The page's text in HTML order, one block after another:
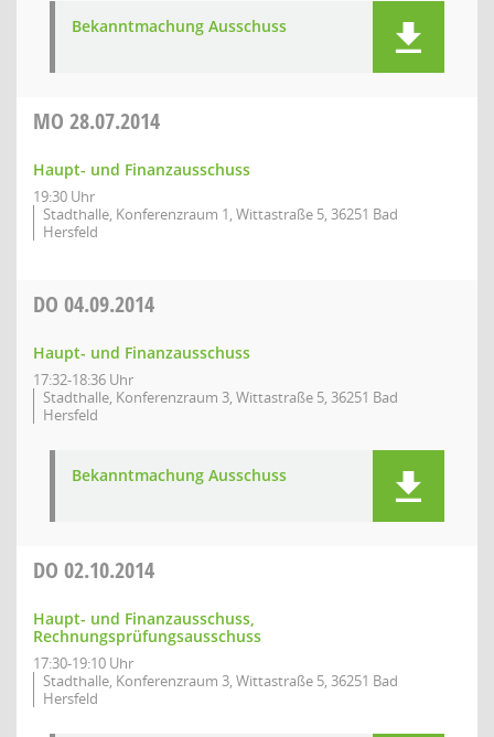
Bekanntmachung Ausschuss
MO 28.07.2014
Haupt- und Finanzausschuss
19:30 Uhr
Stadthalle, Konferenzraum 1, Wittastraße 5, 36251 Bad
Hersfeld
DO 04.09.2014
Haupt- und Finanzausschuss
17:32-18:36 Uhr
Stadthalle, Konferenzraum 3, Wittastraße 5, 36251 Bad
Hersfeld
Bekanntmachung Ausschuss
DO 02.10.2014
Haupt- und Finanzausschuss,
Rechnungsprüfungsausschuss
17:30-19:10 Uhr
Stadthalle, Konferenzraum 3, Wittastraße 5, 36251 Bad
Hersfeld